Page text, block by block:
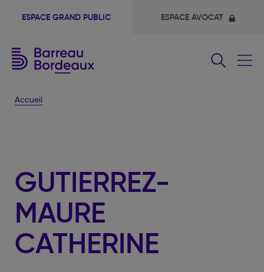
ESPACE GRAND PUBLIC ESPACE AVOCAT
Accueil
GUTIERREZ-
MAURE
CATHERINE